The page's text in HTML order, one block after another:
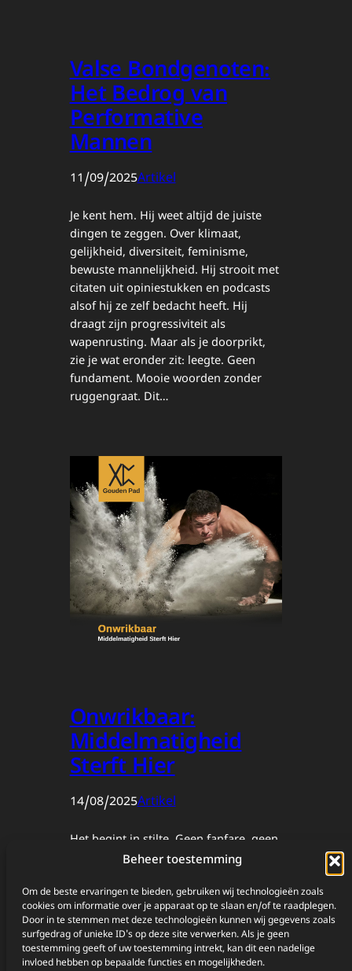
Beheer toestemming
Om de beste ervaringen te bieden, gebruiken wij technologieën zoals
cookies om informatie over je apparaat op te slaan en/of te raadplegen.
Door in te stemmen met deze technologieën kunnen wij gegevens zoals
surfgedrag of unieke ID's op deze site verwerken. Als je geen
toestemming geeft of uw toestemming intrekt, kan dit een nadelige
invloed hebben op bepaalde functies en mogelijkheden.
Valse Bondgenoten:
Het Bedrog van
Performative
Mannen
11/09/2025Artikel
Je kent hem. Hij weet altijd de juiste
dingen te zeggen. Over klimaat,
gelijkheid, diversiteit, feminisme,
bewuste mannelijkheid. Hij strooit met
citaten uit opiniestukken en podcasts
alsof hij ze zelf bedacht heeft. Hij
draagt zijn progressiviteit als
wapenrusting. Maar als je doorprikt,
zie je wat eronder zit: leegte. Geen
fundament. Mooie woorden zonder
ruggengraat. Dit…
Onwrikbaar:
Middelmatigheid
Sterft Hier
14/08/2025Artikel
Het begint in stilte. Geen fanfare, geen
applaus, alleen een kil helder moment:
besluit dat jouw instelling niet langer
afhankelijk is van gemak of
goedkeuring. Je richt je rug, scherpt je
blik en begint te werken aan de man
die je wilt zijn. Niet alleen aan kennis,